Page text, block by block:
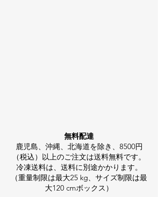
無料配達
鹿児島、沖縄、北海道を除き、8500円
（税込）以上のご注文は送料無料です。
冷凍送料は、送料に別途かかります。
（重量制限は最大25 kg、サイズ制限は最
大120 cmボックス）